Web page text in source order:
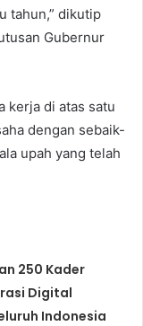
tahun,” dikutip
Gubernur
kerja di atas satu
dengan sebaik-
upah yang telah
250 Kader
Digital
Indonesia